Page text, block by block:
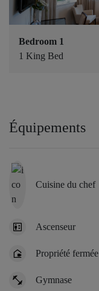
Bedroom 1
1 King Bed
Équipements
Cuisine du chef
Ascenseur
Propriété fermée
Gymnase